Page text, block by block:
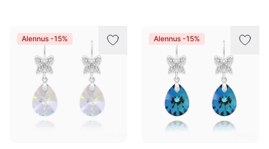
Alennus -15% Alennus -15%